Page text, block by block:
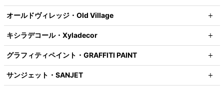
オールドヴィレッジ・Old Village
キシラデコール・Xyladecor
グラフィティペイント・GRAFFITI PAINT
サンジェット・SANJET